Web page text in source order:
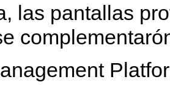
las pantallas